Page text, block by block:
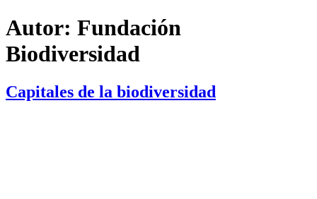
Autor: Fundación
Biodiversidad
Capitales de la biodiversidad